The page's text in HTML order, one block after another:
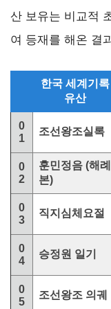
산 보유는 비교적
여 등재를 해온 결
한국 세계기록
유산
0
1
조선왕조실록
0
2
훈민정음 (해례
본)
0
3
직지심체요절
0
4
승정원 일기
0
5
조선왕조 의궤